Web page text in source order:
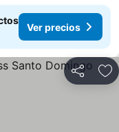
Ver precios
Compartir